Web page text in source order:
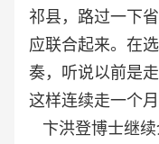
祁县，路过一下
应联合起来。在
奏，听说以前是
这样连续走一个
卞洪登博士继续